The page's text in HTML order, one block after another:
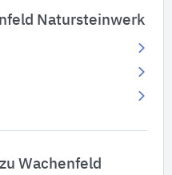
Natursteinwerk
Wachenfeld